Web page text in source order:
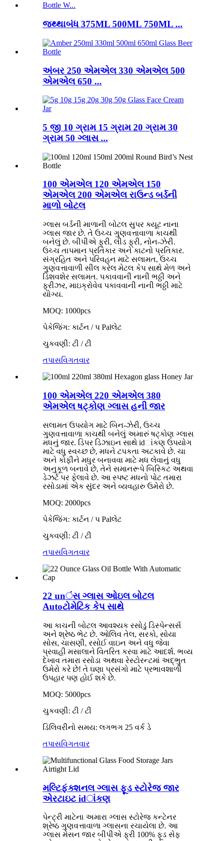
જથ્થાબંધ 375ML 500ML 750ML ...
અંબર 250 એમએલ 330 એમએલ 500
એમએલ 650 ...
5 જી 10 ગ્રામ 15 ગ્રામ 20 ગ્રામ 30
ગ્રામ 50 ગ્લાસ ...
100 એમએલ 120 એમએલ 150
એમએલ 200 એમએલ રાઉન્ડ બર્ડની
માળો બોટલ
ગ્લાસ બર્ડની માળાની બોટલ સુપર ક્યૂટ નાના
ગ્લાસ જાર છે. તે ઉચ્ચ ગુણવત્તાવાળા કાચથી
બનેલું છે. બીપીએ ફ્રી, લીડ ફ્રી, નોન-ઝેરી.
ઉચ્ચ તાપમાન પ્રતિકાર અને કાટનો પ્રતિકાર.
સંગ્રહિત અને પરિવહન માટે સલામત, ઉચ્ચ
ગુણવત્તાવાળી સીલ કરેલ મેટલ કેપ સાથે મેળ અને
ડિશવશેર સલામત. પકાવવાની નાની ભઠ્ઠી અને
ફ્રીઝર, માઇક્રોવેવ પકાવવાની નાની ભઠ્ઠી માટે
યોગ્ય.
MOQ: 1000pcs
પેકેજિંગ: કાર્ટન / પ Palલેટ
ચુકવણી: ટી / ટી
તપાસવિગતવાર
100 એમએલ 220 એમએલ 380
એમએલ ષટ્કોણ ગ્લાસ હની જાર
સલામત ઉપયોગ માટે બિન-ઝેરી, ઉચ્ચ
ગુણવત્તાવાળા કાચથી બનેલું અમારું ષટ્કોણ ગ્લાસ
મધનું જાર. ડિપર ડિઝાઇન સાથે idાંકણ ઉપયોગ
માટે વધુ સ્વચ્છ છે, મધને ટપકતા અટકાવે છે. ચા
અને કોફીને મધુર બનાવવા માટે મધ લેવાનું વધુ
અનુકૂળ બનાવે છે, તેને સમાનરૂપે બિસ્કિટ અથવા
ડેઝર્ટ પર ફેલાવે છે. આ સ્પષ્ટ મધનો પોટ તમારા
રસોડામાં એક સુંદર અને વ્યવહારુ ઉમેરો છે.
MOQ: 2000pcs
પેકેજિંગ: કાર્ટન / પ Palલેટ
ચુકવણી: ટી / ટી
તપાસવિગતવાર
22 unંસ ગ્લાસ ઓઇલ બોટલ
Autoટોમેટિક કેપ સાથે
આ કાચની બોટલ આવશ્યક રસોડું ડિસ્પેન્સર્સ
અને શ્રેષ્ઠ ભેટ છે. ઓલિવ તેલ, સરકો, સોયા
સોસ, ચાસણી, રસોઈ વાઇન અને વધુ જેવા
પ્રવાહી મસાલાને વિતરિત કરવા માટે આદર્શ. ભવ્ય
દેખાવ તમારા રસોડા અથવા રેસ્ટોરન્ટમાં અદ્ભુત
ઉમેરો કરે છે! તે ઘણા પ્રસંગો માટે પ્રભાવશાળી
ઉપહાર પણ હોઈ શકે છે.
MOQ: 5000pcs
ચુકવણી: ટી / ટી
ડિલિવરીનો સમય: લગભગ 25 વર્ક ડે
તપાસવિગતવાર
મલ્ટિફંક્શનલ ગ્લાસ ફૂડ સ્ટોરેજ જાર
એરટાઇટ idાંકણ
પેન્ટ્રી માટેના અમારા ગ્લાસ સ્ટોરેજ કન્ટેનર
શ્રેષ્ઠ ગુણવત્તાવાળા ગ્લાસના રચાયેલા છે. આ
ગ્લાસ મેસન જાર બીપીએ ફ્રી 100% ફૂડ સેફ